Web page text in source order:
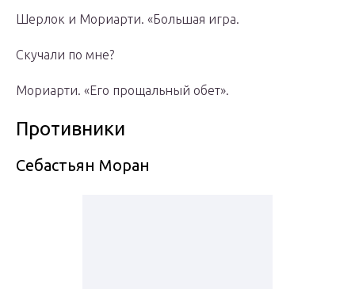
Шерлок и Мориарти. «Большая игра.
Скучали по мне?
Мориарти. «Его прощальный обет».
Противники
Себастьян Моран